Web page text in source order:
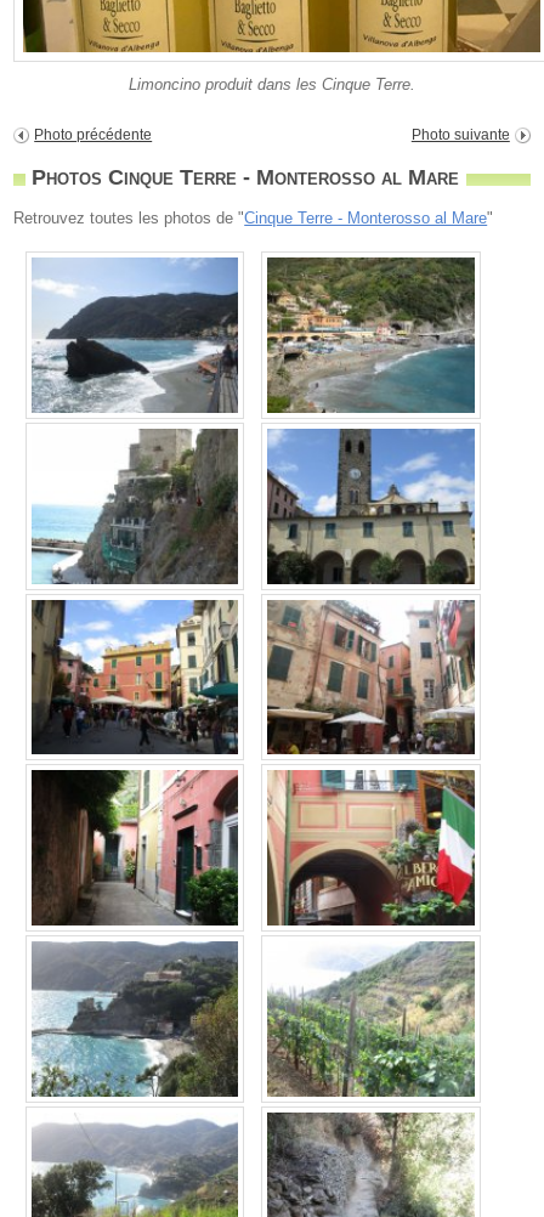
Limoncino produit dans les Cinque Terre.
Photo précédente Photo suivante
Photos Cinque Terre - Monterosso al Mare
Retrouvez toutes les photos de "Cinque Terre - Monterosso al Mare"